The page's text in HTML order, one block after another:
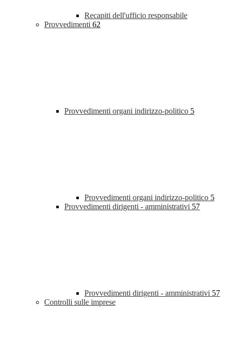
Recapiti dell'ufficio responsabile
Provvedimenti 62
Provvedimenti organi indirizzo-politico 5
Provvedimenti organi indirizzo-politico 5
Provvedimenti dirigenti - amministrativi 57
Provvedimenti dirigenti - amministrativi 57
Controlli sulle imprese